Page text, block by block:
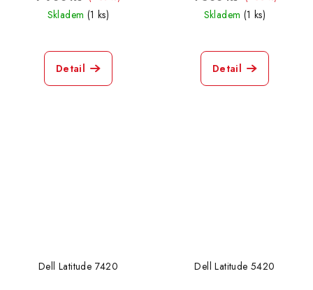
Skladem (1 ks)
Detail
Skladem (1 ks)
Detail
Dell Latitude 7420 Dell Latitude 5420